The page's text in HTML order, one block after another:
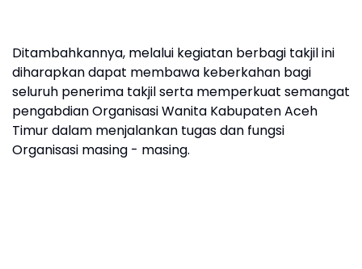
Ditambahkannya, melalui kegiatan berbagi takjil ini
diharapkan dapat membawa keberkahan bagi
seluruh penerima takjil serta memperkuat semangat
pengabdian Organisasi Wanita Kabupaten Aceh
Timur dalam menjalankan tugas dan fungsi
Organisasi masing - masing.